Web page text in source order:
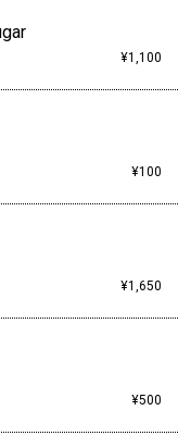
¥1,100
¥100
¥1,650
¥500